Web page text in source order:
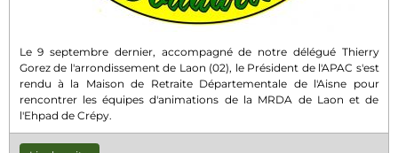
Le 9 septembre dernier, accompagné de notre délégué Thierry
Gorez de l'arrondissement de Laon (02), le Président de l'APAC s'est
rendu à la Maison de Retraite Départementale de l'Aisne pour
rencontrer les équipes d'animations de la MRDA de Laon et de
l'Ehpad de Crépy.